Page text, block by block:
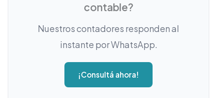
contable?
Nuestros contadores responden al
instante por WhatsApp.
¡Consultá ahora!